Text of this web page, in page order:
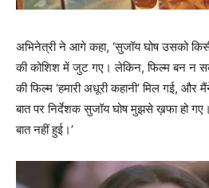
अभिनेत्री ने आगे कहा, ‘सुजॉय घोष उसको
की कोशिश में जुट गए। लेकिन, फिल्‍म बन न
की फिल्‍म ‘हमारी अधूरी कहानी’ मिल गई,
बात पर निर्देशक सुजॉय घोष मुझसे ख़फा हो
बात नहीं हुई।’